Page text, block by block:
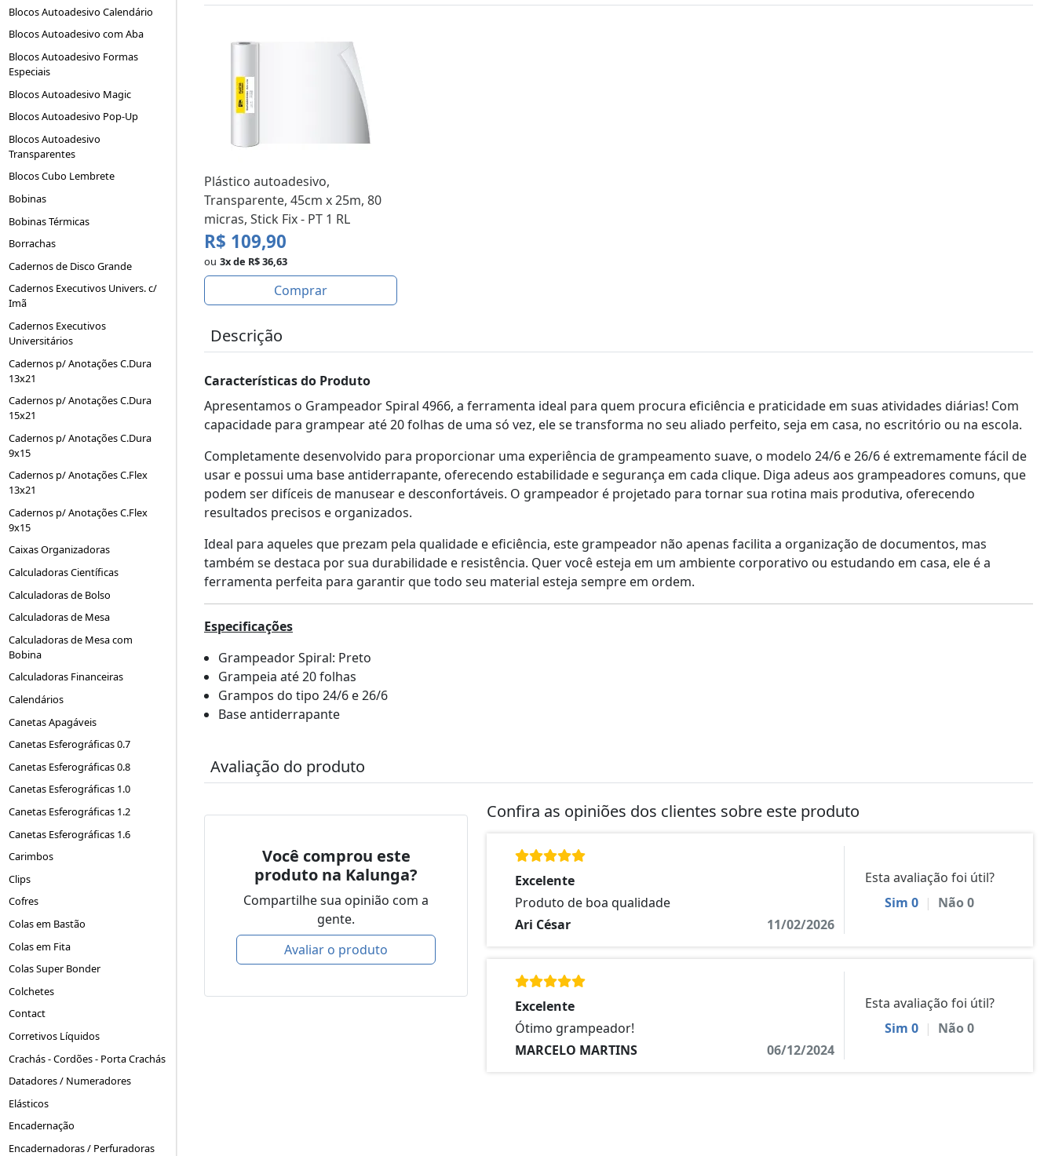
Blocos Autoadesivo Calendário
Blocos Autoadesivo com Aba
Blocos Autoadesivo Formas
Especiais
Blocos Autoadesivo Magic
Blocos Autoadesivo Pop-Up
Blocos Autoadesivo
Transparentes
Blocos Cubo Lembrete
Bobinas
Bobinas Térmicas
Borrachas
Cadernos de Disco Grande
Cadernos Executivos Univers. c/
Imã
Cadernos Executivos
Universitários
Cadernos p/ Anotações C.Dura
13x21
Cadernos p/ Anotações C.Dura
15x21
Cadernos p/ Anotações C.Dura
9x15
Cadernos p/ Anotações C.Flex
13x21
Cadernos p/ Anotações C.Flex
9x15
Caixas Organizadoras
Calculadoras Científicas
Calculadoras de Bolso
Calculadoras de Mesa
Calculadoras de Mesa com
Bobina
Calculadoras Financeiras
Calendários
Canetas Apagáveis
Canetas Esferográficas 0.7
Canetas Esferográficas 0.8
Canetas Esferográficas 1.0
Canetas Esferográficas 1.2
Canetas Esferográficas 1.6
Carimbos
Clips
Cofres
Colas em Bastão
Colas em Fita
Colas Super Bonder
Colchetes
Contact
Corretivos Líquidos
Crachás - Cordões - Porta Crachás
Datadores / Numeradores
Elásticos
Encadernação
Encadernadoras / Perfuradoras
Plástico autoadesivo,
Transparente, 45cm x 25m, 80
micras, Stick Fix - PT 1 RL
R$ 109,90
ou 3x de R$ 36,63
Comprar
Descrição
Características do Produto
Apresentamos o Grampeador Spiral 4966, a ferramenta ideal para quem procura eficiência e praticidade em suas atividades diárias! Com
capacidade para grampear até 20 folhas de uma só vez, ele se transforma no seu aliado perfeito, seja em casa, no escritório ou na escola.
Completamente desenvolvido para proporcionar uma experiência de grampeamento suave, o modelo 24/6 e 26/6 é extremamente fácil de
usar e possui uma base antiderrapante, oferecendo estabilidade e segurança em cada clique. Diga adeus aos grampeadores comuns, que
podem ser difíceis de manusear e desconfortáveis. O grampeador é projetado para tornar sua rotina mais produtiva, oferecendo
resultados precisos e organizados.
Ideal para aqueles que prezam pela qualidade e eficiência, este grampeador não apenas facilita a organização de documentos, mas
também se destaca por sua durabilidade e resistência. Quer você esteja em um ambiente corporativo ou estudando em casa, ele é a
ferramenta perfeita para garantir que todo seu material esteja sempre em ordem.
Especificações
Grampeador Spiral: Preto
Grampeia até 20 folhas
Grampos do tipo 24/6 e 26/6
Base antiderrapante
Avaliação do produto
Você comprou este
produto na Kalunga?
Compartilhe sua opinião com a
gente.
Avaliar o produto
Confira as opiniões dos clientes sobre este produto
Excelente
Produto de boa qualidade
Ari César
11/02/2026
Esta avaliação foi útil?
Sim 0 | Não0
Excelente
Ótimo grampeador!
MARCELO MARTINS
06/12/2024
Esta avaliação foi útil?
Sim 0 | Não0